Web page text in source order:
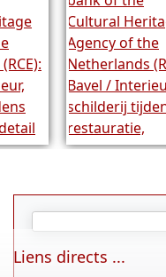
Liens directs ...